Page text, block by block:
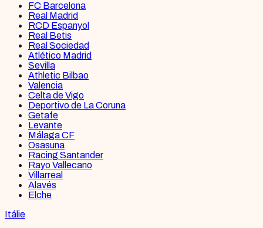
FC Barcelona
Real Madrid
RCD Espanyol
Real Betis
Real Sociedad
Atlético Madrid
Sevilla
Athletic Bilbao
Valencia
Celta de Vigo
Deportivo de La Coruna
Getafe
Levante
Málaga CF
Osasuna
Racing Santander
Rayo Vallecano
Villarreal
Alavés
Elche
Itálie